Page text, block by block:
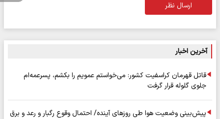
ارسال نظر
آخرین اخبار
قاتل قهرمان کراسفیت کشور: می‌خواستم عمویم را بکشم، پسرعمه‌ام
جلوی گلوله قرار گرفت
پیش‌بینی وضعیت هوا طی روزهای آینده/ احتمال وقوع رگبار و رعد و برق